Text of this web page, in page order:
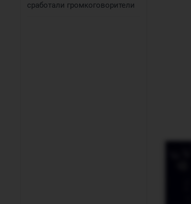
сработали громкоговорители